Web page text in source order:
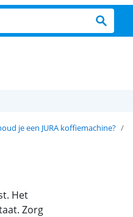
je een JURA koffiemachine?
Het
Zorg